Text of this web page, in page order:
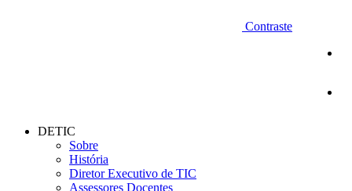
Contraste
DETIC
Sobre
História
Diretor Executivo de TIC
Assessores Docentes